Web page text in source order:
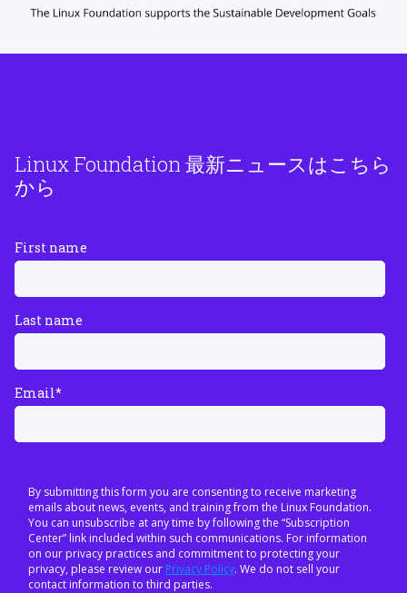
Linux Foundation 最新ニュースはこちら
から
First name
Last name
Email*
By submitting this form you are consenting to receive marketing
emails about news, events, and training from the Linux Foundation.
You can unsubscribe at any time by following the “Subscription
Center” link included within such communications. For information
on our privacy practices and commitment to protecting your
privacy, please review our Privacy Policy. We do not sell your
contact information to third parties.